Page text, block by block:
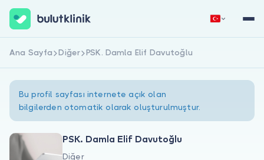
Hemen Kaydol Giriş Yap
Ana Sayfa Diğer PSK. Damla Elif Davutoğlu
Bu profil sayfası internete açık olan
bilgilerden otomatik olarak oluşturulmuştur.
PSK. Damla Elif Davutoğlu
Diğer